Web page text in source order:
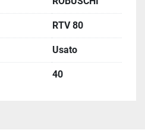
RTV 80
Usato
40